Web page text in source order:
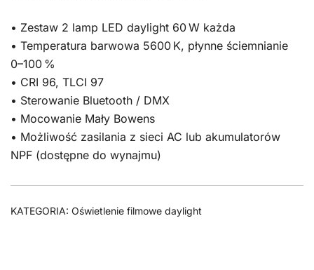
• Zestaw 2 lamp LED daylight 60 W każda
• Temperatura barwowa 5600 K, płynne ściemnianie
0–100 %
• CRI 96, TLCI 97
• Sterowanie Bluetooth / DMX
• Mocowanie Mały Bowens
• Możliwość zasilania z sieci AC lub akumulatorów
NPF (dostępne do wynajmu)
KATEGORIA: Oświetlenie filmowe daylight